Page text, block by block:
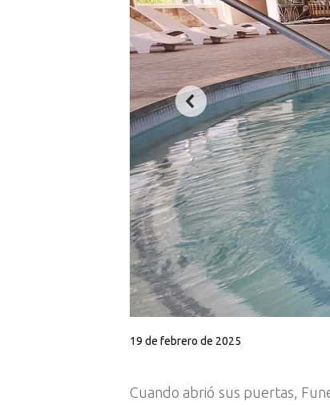
19 de febrero de 2025
Cuando abrió sus puertas,